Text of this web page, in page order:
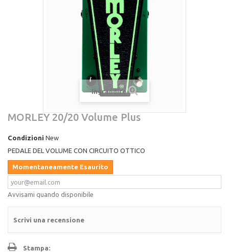
Ingrandire
MORLEY 20/20 Volume Plus
Condizioni New
PEDALE DEL VOLUME CON CIRCUITO OTTICO
Momentaneamente Esaurito
Avvisami quando disponibile
Scrivi una recensione
Stampa: